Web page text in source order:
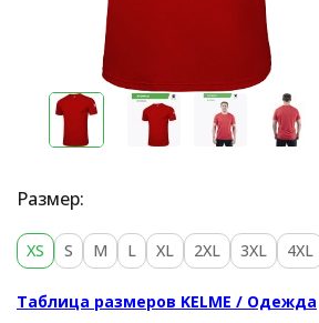
Размер:
XS S M L XL 2XL 3XL 4XL
Таблица размеров KELME / Одежда